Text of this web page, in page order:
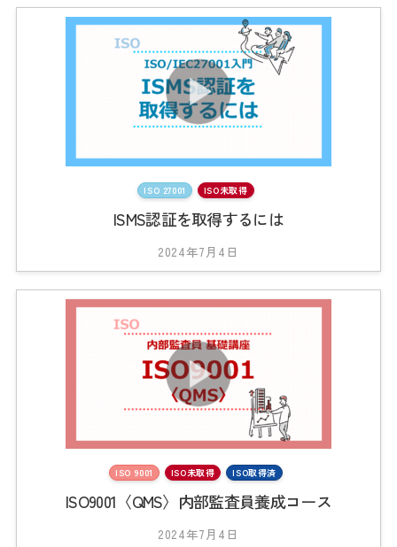
2
0
2
3
_
t
0
1
ISO 27001 ISO未取得
ISMS認証を取得するには
2024年7月4日
y
2
2
3
_
0
1
ISO 9001 ISO未取得 ISO取得済
ISO9001〈QMS〉内部監査員養成コース
2024年7月4日